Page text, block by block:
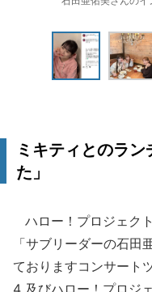
ミキティとのラ
た」
ハロー！プロジェク
「サブリーダーの石田
ておりますコンサート
4 及びハロー！プロジ